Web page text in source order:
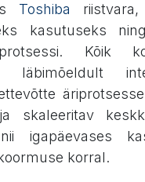
Toshiba
kasutuseks
Kõik
läbimõeldult
skaleeritav
igapäevases
korral.